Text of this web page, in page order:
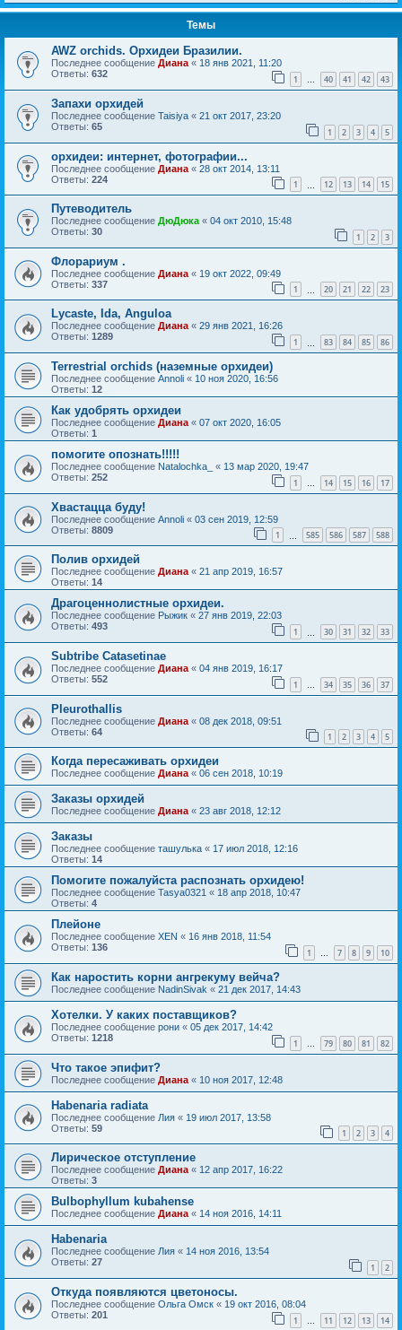
Темы
AWZ orchids. Орхидеи Бразилии.
Последнее сообщение Диана « 18 янв 2021, 11:20
Ответы: 632 1 … 40 41 42 43
Запахи орхидей
Последнее сообщение Taisiya « 21 окт 2017, 23:20
Ответы: 65 1 2 3 4 5
орхидеи: интернет, фотографии...
Последнее сообщение Диана « 28 окт 2014, 13:11
Ответы: 224 1 12 13 14 15
Путеводитель
Последнее сообщение ДюДюка « 04 окт 2010, 15:48
Ответы: 30 1 2 3
Флорариум .
Последнее сообщение Диана « 19 окт 2022, 09:49
Ответы: 337 1 20 21 22 23
Lycaste, Ida, Anguloa
Последнее сообщение Диана« 29 янв 2021, 16:26
Ответы: 1289 1 83 84 85 86
Terrestrial orchids (наземные орхидеи)
Последнее сообщение Annoli « 10 ноя 2020, 16:56
Ответы: 12
Как удобрять орхидеи
Последнее сообщение Диана « 07 окт 2020, 16:05
Ответы: 1
помогите опознать!!!!!
Последнее сообщение Natalochka_ « 13 мар 2020, 19:47
Ответы: 252 1 … 14 15 16 17
Хвастацца буду!
Последнее сообщение Annoli « 03 сен 2019, 12:59
Ответы: 8809 1 585 586 587 588
Полив орхидей
Последнее сообщение Диана« 21 апр 2019, 16:57
Ответы: 14
Драгоценнолистные орхидеи.
Последнее сообщение Рыжик « 27 янв 2019, 22:03
Ответы: 493 1 30 31 32 33
Subtribe Catasetinae
Последнее сообщение Диана « 04 янв 2019, 16:17
Ответы: 552 1 … 34 35 36 37
Pleurothallis
Последнее сообщение Диана « 08 дек 2018, 09:51
Ответы: 64 1 2 3 4 5
Когда пересаживать орхидеи
Последнее сообщение Диана « 06 сен 2018, 10:19
Заказы орхидей
Последнее сообщение Диана « 23 авг 2018, 12:12
Заказы
Последнее сообщение ташулька « 17 июл 2018, 12:16
Ответы: 14
Помогите пожалуйста распознать орхидею!
Последнее сообщение Tasya0321 « 18 апр 2018, 10:47
Ответы: 4
Плейоне
Последнее сообщение XEN « 16 янв 2018, 11:54
Ответы: 136 1 … 7 8 9 10
Как наростить корни ангрекуму вейча?
Последнее сообщение NadinSivak « 21 дек 2017, 14:43
Хотелки. У каких поставщиков?
Последнее сообщение рони « 05 дек 2017, 14:42
Ответы: 1218 1 … 79 80 81 82
Что такое эпифит?
Последнее сообщение Диана « 10 ноя 2017, 12:48
Habenaria radiata
Последнее сообщение Лия « 19 июл 2017, 13:58
Ответы: 59 1 2 3 4
Лирическое отступление
Последнее сообщение Диана « 12 апр 2017, 16:22
Ответы: 3
Bulbophyllum kubahense
Последнее сообщение Диана « 14 ноя 2016, 14:11
Habenaria
Последнее сообщение Лия « 14 ноя 2016, 13:54
Ответы: 27 1 2
Откуда появляются цветоносы.
Последнее сообщение Ольга Омск « 19 окт 2016, 08:04
Ответы: 201 1 11 12 13 14